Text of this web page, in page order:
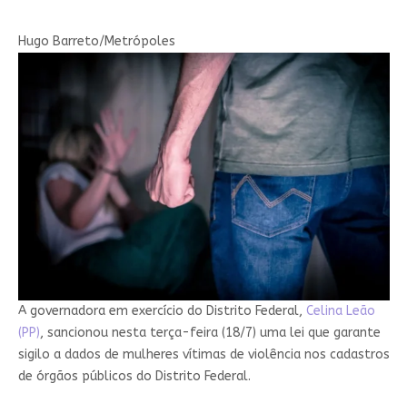
Hugo Barreto/Metrópoles
A governadora em exercício do Distrito Federal, Celina Leão
(PP), sancionou nesta terça-feira (18/7) uma lei que garante
sigilo a dados de mulheres vítimas de violência nos cadastros
de órgãos públicos do Distrito Federal.